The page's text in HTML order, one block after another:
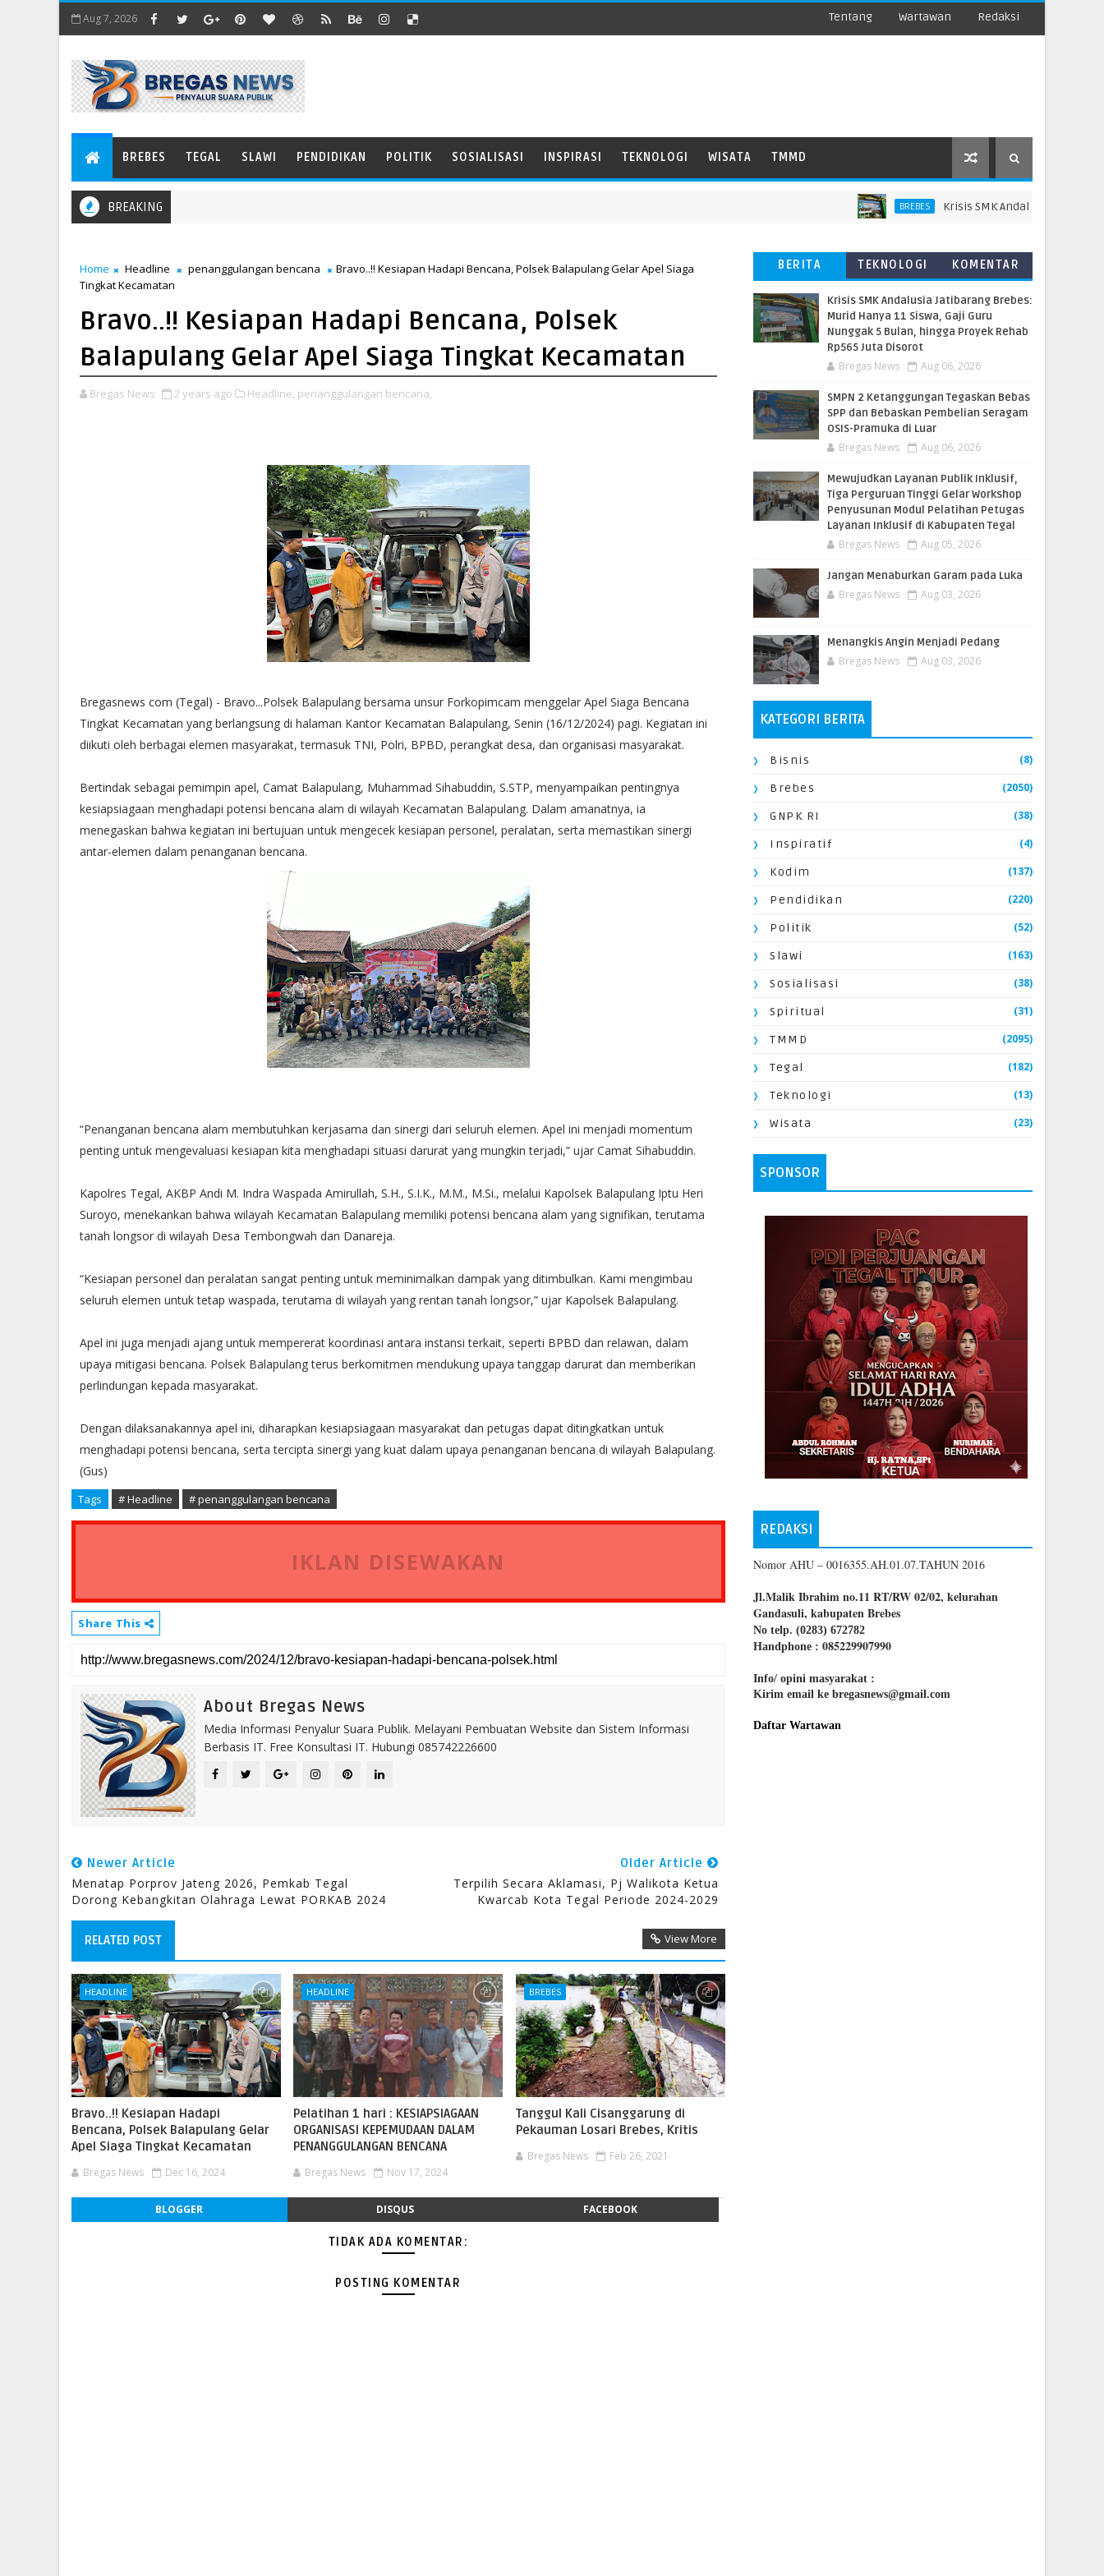
Aug 7, 2026 Tentang Wartawan Redaksi
BREBES TEGAL SLAWI PENDIDIKAN POLITIK SOSIALISASI INSPIRASI TEKNOLOGI WISATA TMMD
BREAKING BREBES Krisis SMK Andalusia Jatibarang
Home Headline penanggulangan bencana
Bravo..!! Kesiapan Hadapi Bencana, Polsek Balapulang Gelar Apel Siaga
Tingkat Kecamatan
Bravo..!! Kesiapan Hadapi Bencana, Polsek
Balapulang Gelar Apel Siaga Tingkat Kecamatan
Bregas News 2 years ago Headline, penanggulangan bencana,
Bregasnews com (Tegal) - Bravo...Polsek Balapulang bersama unsur Forkopimcam menggelar Apel Siaga Bencana
Tingkat Kecamatan yang berlangsung di halaman Kantor Kecamatan Balapulang, Senin (16/12/2024) pagi. Kegiatan ini
diikuti oleh berbagai elemen masyarakat, termasuk TNI, Polri, BPBD, perangkat desa, dan organisasi masyarakat.
Bertindak sebagai pemimpin apel, Camat Balapulang, Muhammad Sihabuddin, S.STP, menyampaikan pentingnya
kesiapsiagaan menghadapi potensi bencana alam di wilayah Kecamatan Balapulang. Dalam amanatnya, ia
menegaskan bahwa kegiatan ini bertujuan untuk mengecek kesiapan personel, peralatan, serta memastikan sinergi
antar-elemen dalam penanganan bencana.
“Penanganan bencana alam membutuhkan kerjasama dan sinergi dari seluruh elemen. Apel ini menjadi momentum
penting untuk mengevaluasi kesiapan kita menghadapi situasi darurat yang mungkin terjadi,” ujar Camat Sihabuddin.
Kapolres Tegal, AKBP Andi M. Indra Waspada Amirullah, S.H., S.I.K., M.M., M.Si., melalui Kapolsek Balapulang Iptu Heri
Suroyo, menekankan bahwa wilayah Kecamatan Balapulang memiliki potensi bencana alam yang signifikan, terutama
tanah longsor di wilayah Desa Tembongwah dan Danareja.
“Kesiapan personel dan peralatan sangat penting untuk meminimalkan dampak yang ditimbulkan. Kami mengimbau
seluruh elemen untuk tetap waspada, terutama di wilayah yang rentan tanah longsor,” ujar Kapolsek Balapulang.
Apel ini juga menjadi ajang untuk mempererat koordinasi antara instansi terkait, seperti BPBD dan relawan, dalam
upaya mitigasi bencana. Polsek Balapulang terus berkomitmen mendukung upaya tanggap darurat dan memberikan
perlindungan kepada masyarakat.
Dengan dilaksanakannya apel ini, diharapkan kesiapsiagaan masyarakat dan petugas dapat ditingkatkan untuk
menghadapi potensi bencana, serta tercipta sinergi yang kuat dalam upaya penanganan bencana di wilayah Balapulang.
(Gus)
Tags # Headline # penanggulangan bencana
IKLAN DISEWAKAN
Share This
About Bregas News
Media Informasi Penyalur Suara Publik. Melayani Pembuatan Website dan Sistem Informasi
Berbasis IT. Free Konsultasi IT. Hubungi 085742226600
Newer Article
Menatap Porprov Jateng 2026, Pemkab Tegal
Dorong Kebangkitan Olahraga Lewat PORKAB 2024
Older Article
Terpilih Secara Aklamasi, Pj Walikota Ketua
Kwarcab Kota Tegal Periode 2024-2029
RELATED POST View More
HEADLINE
Bravo..!! Kesiapan Hadapi
Bencana, Polsek Balapulang Gelar
Apel Siaga Tingkat Kecamatan
Bregas News Dec 16, 2024
HEADLINE
Pelatihan 1 hari : KESIAPSIAGAAN
ORGANISASI KEPEMUDAAN DALAM
PENANGGULANGAN BENCANA
Bregas News Nov 17, 2024
BREBES
Tanggul Kali Cisanggarung di
Pekauman Losari Brebes, Kritis
Bregas News Feb 26, 2021
BLOGGER DISQUS FACEBOOK
TIDAK ADA KOMENTAR:
POSTING KOMENTAR
BERITA
TERBARU
TEKNOLOGI
KOMENTAR
Krisis SMK Andalusia Jatibarang Brebes:
Murid Hanya 11 Siswa, Gaji Guru
Nunggak 5 Bulan, hingga Proyek Rehab
Rp565 Juta Disorot
Bregas News Aug 06, 2026
SMPN 2 Ketanggungan Tegaskan Bebas
SPP dan Bebaskan Pembelian Seragam
OSIS-Pramuka di Luar
Bregas News Aug 06, 2026
​Mewujudkan Layanan Publik Inklusif,
Tiga Perguruan Tinggi Gelar Workshop
Penyusunan Modul Pelatihan Petugas
Layanan Inklusif di Kabupaten Tegal
Bregas News Aug 05, 2026
Jangan Menaburkan Garam pada Luka
Bregas News Aug 03, 2026
Menangkis Angin Menjadi Pedang
Bregas News Aug 03, 2026
KATEGORI BERITA
Bisnis (8)
Brebes (2050)
GNPK RI (38)
Inspiratif (4)
Kodim (137)
Pendidikan (220)
Politik (52)
Slawi (163)
Sosialisasi (38)
Spiritual (31)
TMMD (2095)
Tegal (182)
Teknologi (13)
Wisata (23)
SPONSOR
REDAKSI
Nomor AHU – 0016355.AH.01.07.TAHUN 2016
Jl.Malik Ibrahim no.11 RT/RW 02/02, kelurahan
Gandasuli, kabupaten Brebes
No telp. (0283) 672782
Handphone : 085229907990
Info/ opini masyarakat :
Kirim email ke bregasnews@gmail.com
Daftar Wartawan